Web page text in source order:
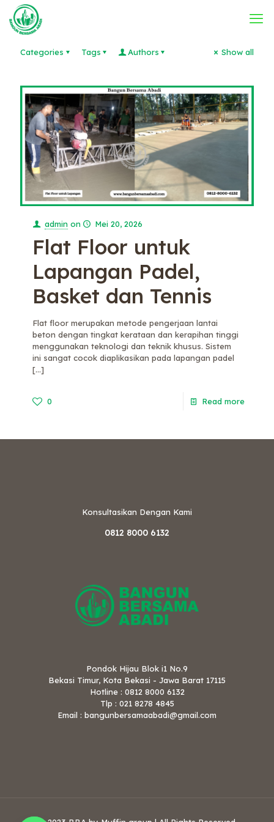
Categories Tags Authors Show all
admin on Mei 20, 2026
Flat Floor untuk
Lapangan Padel,
Basket dan Tennis
Flat floor merupakan metode pengerjaan lantai
beton dengan tingkat kerataan dan kerapihan tinggi
menggunakan teknologi dan teknik khusus. Sistem
ini sangat cocok diaplikasikan pada lapangan padel
[…]
0 Read more
Konsultasikan Dengan Kami
0812 8000 6132
Pondok Hijau Blok i1 No.9
Bekasi Timur, Kota Bekasi - Jawa Barat 17115
Hotline : 0812 8000 6132
Tlp : 021 8278 4845
Email : bangunbersamaabadi@gmail.com